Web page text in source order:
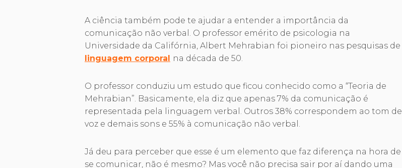
A ciência também pode te ajudar a entender a importância da
comunicação não verbal. O professor emérito de psicologia na
Universidade da Califórnia, Albert Mehrabian foi pioneiro nas pesquisas de
linguagem corporal na década de 50.
O professor conduziu um estudo que ficou conhecido como a “Teoria de
Mehrabian”. Basicamente, ela diz que apenas 7% da comunicação é
representada pela linguagem verbal. Outros 38% correspondem ao tom de
voz e demais sons e 55% à comunicação não verbal.
Já deu para perceber que esse é um elemento que faz diferença na hora de
se comunicar, não é mesmo? Mas você não precisa sair por aí dando uma